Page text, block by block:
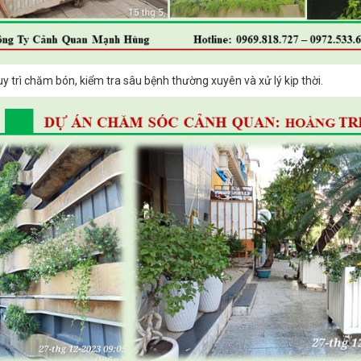
trì chăm bón, kiểm tra sâu bệnh thường xuyên và xử lý kịp thời.